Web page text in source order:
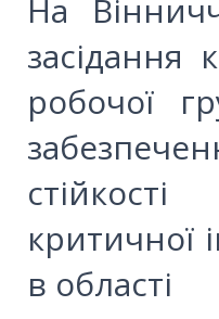
На
засідання
робочої
критичної
в області